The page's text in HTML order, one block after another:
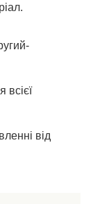
всієї
від